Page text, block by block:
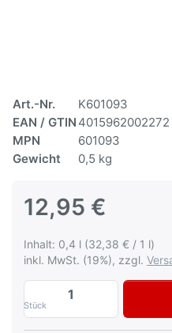
Art.-Nr.
K601093
EAN / GTIN 4015962002272
MPN
601093
Gewicht
0,5 kg
12,95 €
Inhalt: 0,4 l (32,38 € / 1 l)
inkl. MwSt. (19%), zzgl.
Stück
Multona